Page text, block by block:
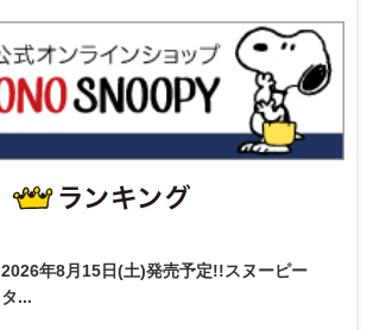
2026年8月15日(土)発売予定!!スヌーピー
タ...